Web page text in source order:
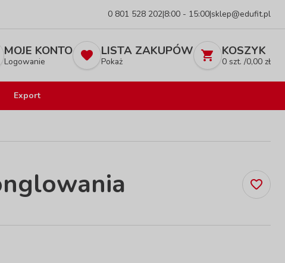
0 801 528 202|8:00 - 15:00|sklep@edufit.pl
MOJE KONTO
Logowanie
LISTA ZAKUPÓW
Pokaż
KOSZYK
0 szt. /0,00 zł
Export